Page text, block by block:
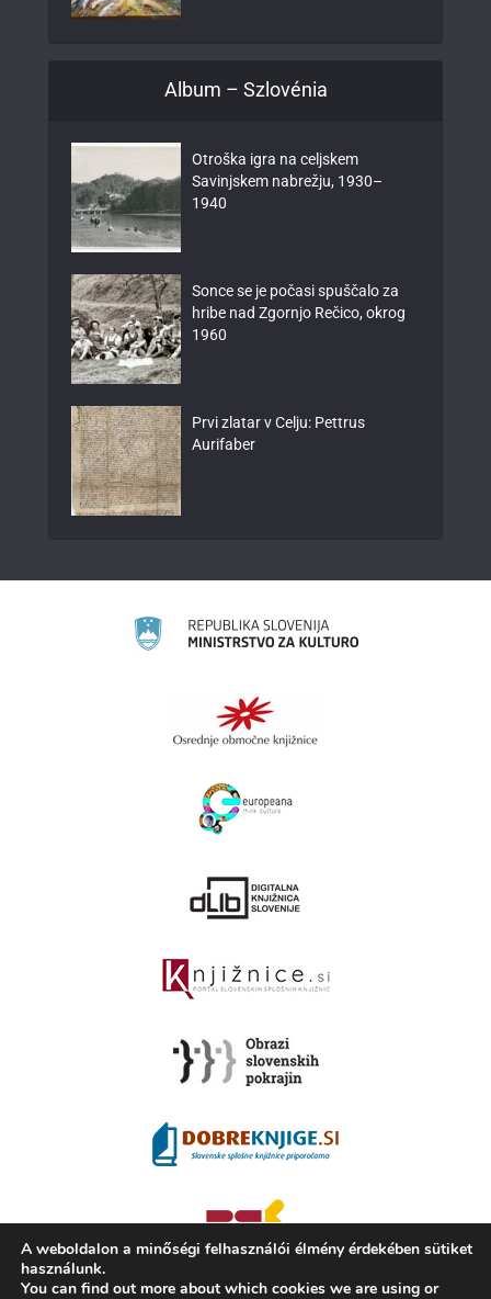
Album – Szlovénia
Otroška igra na celjskem
Savinjskem nabrežju, 1930–
1940
Sonce se je počasi spuščalo za
hribe nad Zgornjo Rečico, okrog
1960
Prvi zlatar v Celju: Pettrus
Aurifaber
A weboldalon a minőségi felhasználói élmény érdekében sütiket
használunk.
You can find out more about which cookies we are using or